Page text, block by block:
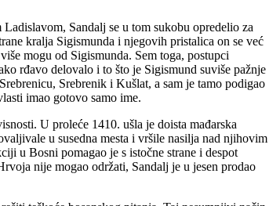
Sandalj se u tom sukobu opredelio za
kralja Sigismunda i njegovih pristalica on se već
mogu od Sigismunda. Sem toga, postupci
rđavo delovalo i to što je Sigismund suviše pažnje
Srebrenik i Kušlat, a sam je tamo podigao
imao gotovo samo ime.
U proleće 1410. ušla je doista mađarska
u susedna mesta i vršile nasilja nad njihovim
u Bosni pomagao je s istočne strane i despot
nije mogao održati, Sandalj je u jesen prodao